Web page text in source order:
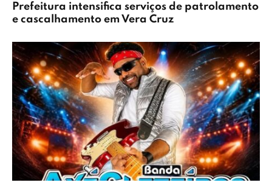
Prefeitura intensifica serviços de patrolamento
e cascalhamento em Vera Cruz